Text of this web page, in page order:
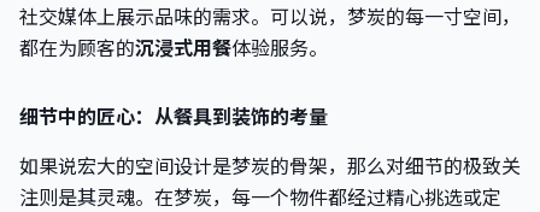
社交媒体上展示品味的需求。可以说，梦炭的每一寸空间，
都在为顾客的沉浸式用餐体验服务。
细节中的匠心：从餐具到装饰的考量
如果说宏大的空间设计是梦炭的骨架，那么对细节的极致关
注则是其灵魂。在梦炭，每一个物件都经过精心挑选或定